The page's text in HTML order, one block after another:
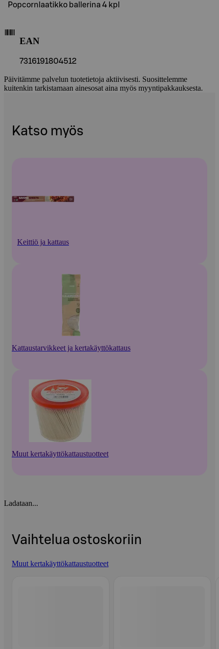
Popcornlaatikko ballerina 4 kpl
EAN
7316191804512
Päivitämme palvelun tuotetietoja aktiivisesti. Suosittelemme
kuitenkin tarkistamaan ainesosat aina myös myyntipakkauksesta.
Katso myös
Keittiö ja kattaus
Kattaustarvikkeet ja kertakäyttökattaus
Muut kertakäyttökattaustuotteet
Ladataan...
Vaihtelua ostoskoriin
Muut kertakäyttökattaustuotteet